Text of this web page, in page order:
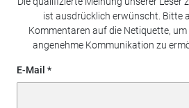
ist ausdrücklich erwünscht. Bitte
Kommentaren auf die Netiquette, um
angenehme Kommunikation zu
E-Mail